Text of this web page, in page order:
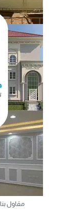
مقاول